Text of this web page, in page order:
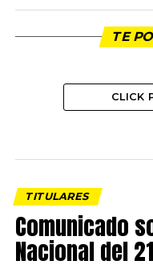
TE
CLICK
TITULARES
Comunicado
Nacional del